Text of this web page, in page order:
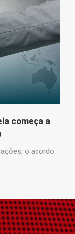
começa a
o acordo